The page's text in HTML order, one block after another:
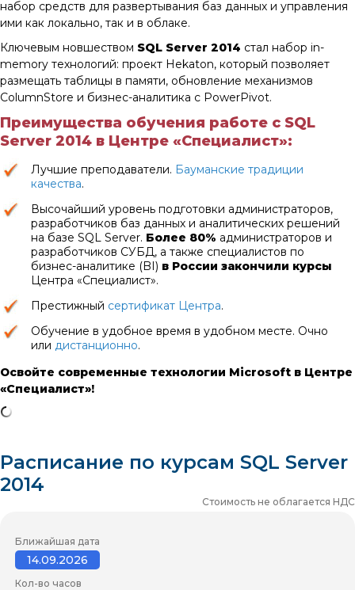
набор средств для развертывания баз данных и управления
ими как локально, так и в облаке.
Ключевым новшеством SQL Server 2014 стал набор in-
memory технологий: проект Hekaton, который позволяет
размещать таблицы в памяти, обновление механизмов
ColumnStore и бизнес-аналитика с PowerPivot.
Преимущества обучения работе с SQL
Server 2014 в Центре «Специалист»:
Лучшие преподаватели. Бауманские традиции
качества.
Высочайший уровень подготовки администраторов,
разработчиков баз данных и аналитических решений
на базе SQL Server. Более 80% администраторов и
разработчиков СУБД, а также специалистов по
бизнес-аналитике (BI) в России закончили курсы
Центра «Специалист».
Престижный сертификат Центра.
Обучение в удобное время в удобном месте. Очно
или дистанционно.
Освойте современные технологии Microsoft в Центре
«Специалист»!
Расписание по курсам SQL Server
2014
Стоимость не облагается НДС
Ближайшая дата
14.09.2026
Кол-во часов